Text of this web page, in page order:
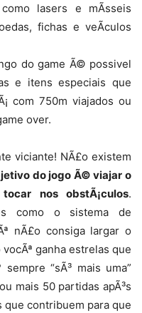
lasers e mÃ­sseis
fichas e veÃ­culos
do game Ã© possivel
e itens especiais que
com 750m viajados ou
over.
viciante! NÃ£o existem
do jogo Ã© viajar o
nos obstÃ¡culos.
como o sistema de
nÃ£o consiga largar o
ganha estrelas que
“sÃ³ mais uma”
mais 50 partidas apÃ³s
contribuem para que